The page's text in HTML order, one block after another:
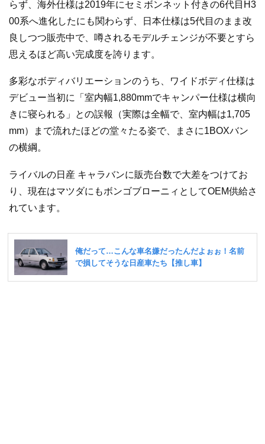
らず、海外仕様は2019年にセミボンネット付きの6代目H3
00系へ進化したにも関わらず、日本仕様は5代目のまま改
良しつつ販売中で、噂されるモデルチェンジが不要とすら
思えるほど高い完成度を誇ります。
多彩なボディバリエーションのうち、ワイドボディ仕様は
デビュー当初に「室内幅1,880mmでキャンパー仕様は横向
きに寝られる」との誤報（実際は全幅で、室内幅は1,705
mm）まで流れたほどの堂々たる姿で、まさに1BOXバン
の横綱。
ライバルの日産 キャラバンに販売台数で大差をつけてお
り、現在はマツダにもボンゴブローニィとしてOEM供給さ
れています。